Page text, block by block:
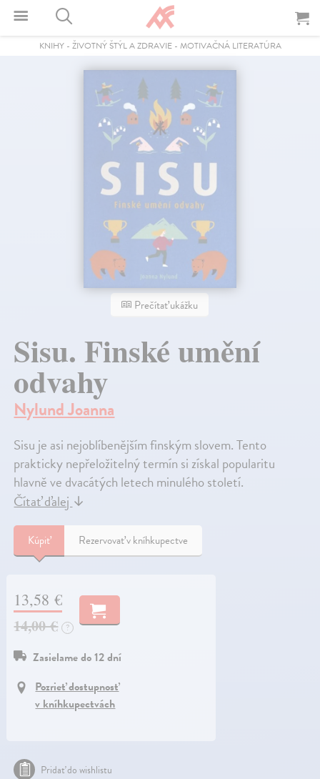
KNIHY- ŽIVOTNÝ ŠTÝL A ZDRAVIE- MOTIVAČNÁ LITERATÚRA
Prečítať ukážku
Sisu. Finské umění
odvahy
Nylund Joanna
Sisu je asi nejoblíbenějším finským slovem. Tento
prakticky nepřeložitelný termín si získal popularitu
hlavně ve dvacátých letech minulého století.
Čítať ďalej↓
Kúpiť Rezervovať v kníhkupectve
13,58 €
14,00 € ?
Zasielame do 12 dní
Pozrieť dostupnosť
v kníhkupectvách
Pridať do wishlistu